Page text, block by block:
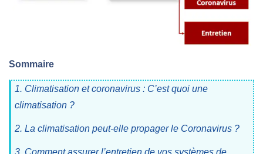
Sommaire
1. Climatisation et coronavirus : C’est quoi une
climatisation ?
2. La climatisation peut-elle propager le Coronavirus ?
3. Comment assurer l’entretien de vos systèmes de